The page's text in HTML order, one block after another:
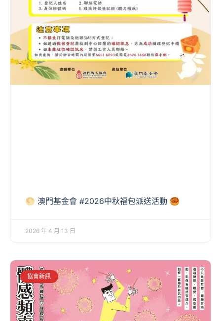
🌕 澳門基金會 #2026中秋福包派送活動 🥮
2026 年 4 月 13 日
協會新訊